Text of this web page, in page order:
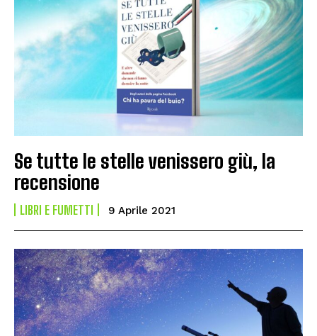
Se tutte le stelle venissero giù, la
recensione
LIBRI E FUMETTI 9 Aprile 2021